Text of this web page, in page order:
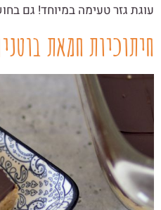
עוגת גזר טעימה במיוחד! גם
חיתוכיות חמאת